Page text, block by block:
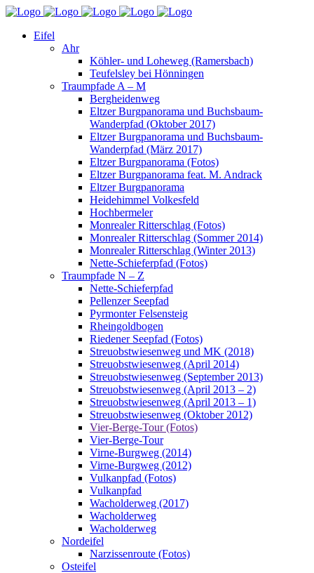
Eifel
Ahr
Köhler- und Loheweg (Ramersbach)
Teufelsley bei Hönningen
Traumpfade A – M
Bergheidenweg
Eltzer Burgpanorama und Buchsbaum-
Wanderpfad (Oktober 2017)
Eltzer Burgpanorama und Buchsbaum-
Wanderpfad (März 2017)
Eltzer Burgpanorama (Fotos)
Eltzer Burgpanorama feat. M. Andrack
Eltzer Burgpanorama
Heidehimmel Volkesfeld
Hochbermeler
Monrealer Ritterschlag (Fotos)
Monrealer Ritterschlag (Sommer 2014)
Monrealer Ritterschlag (Winter 2013)
Nette-Schieferpfad (Fotos)
Traumpfade N – Z
Nette-Schieferpfad
Pellenzer Seepfad
Pyrmonter Felsensteig
Rheingoldbogen
Riedener Seepfad (Fotos)
Streuobstwiesenweg und MK (2018)
Streuobstwiesenweg (April 2014)
Streuobstwiesenweg (September 2013)
Streuobstwiesenweg (April 2013 – 2)
Streuobstwiesenweg (April 2013 – 1)
Streuobstwiesenweg (Oktober 2012)
Vier-Berge-Tour (Fotos)
Vier-Berge-Tour
Virne-Burgweg (2014)
Virne-Burgweg (2012)
Vulkanpfad (Fotos)
Vulkanpfad
Wacholderweg (2017)
Wacholderweg
Wacholderweg
Nordeifel
Narzissenroute (Fotos)
Osteifel